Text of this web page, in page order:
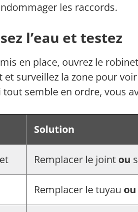
les raccords.
l’eau et testez
en place, ouvrez le
surveillez la zone pour
tout semble en ordre, vous
Solution
Remplacer le joint ou
Remplacer le tuyau ou